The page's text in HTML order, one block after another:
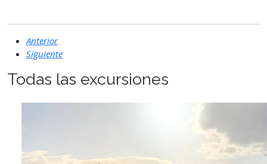
Anterior
Siguiente
Todas las excursiones